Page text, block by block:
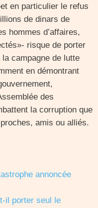
en particulier le refus
de dinars de
hommes d’affaires,
risque de porter
campagne de lutte
en démontrant
des
la corruption que
amis ou alliés.
annoncée
il porter seul le